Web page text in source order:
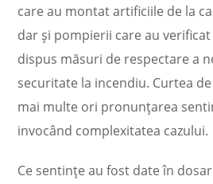
care au montat artificiile de la
dar şi pompierii care au
dispus măsuri de respectare a
securitate la incendiu. Curtea
mai multe ori pronunţarea
invocând complexitatea cazului.
Ce sentinţe au fost date în